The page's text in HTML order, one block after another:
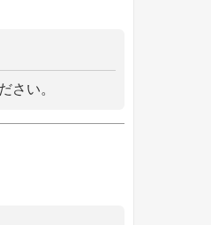
さい。